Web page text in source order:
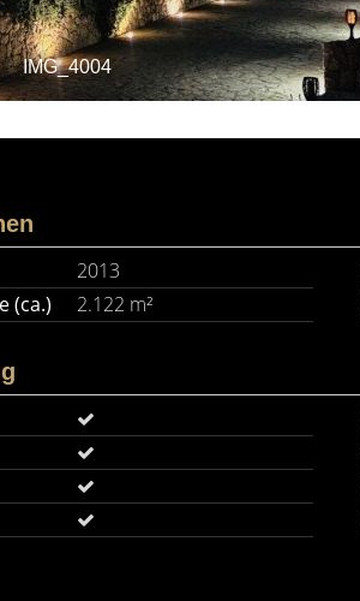
IMG_4004
2013
(ca.)
2.122 m²